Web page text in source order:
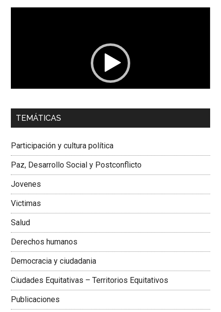
00:00 01:04
Dra. Carolina Corcho Mejía,Presidenta Corporación
Colombiana
TEMÁTICAS
Participación y cultura política
Paz, Desarrollo Social y Postconflicto
Jovenes
Victimas
Salud
Derechos humanos
Democracia y ciudadania
Ciudades Equitativas – Territorios Equitativos
Publicaciones